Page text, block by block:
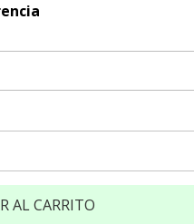
AL CARRITO